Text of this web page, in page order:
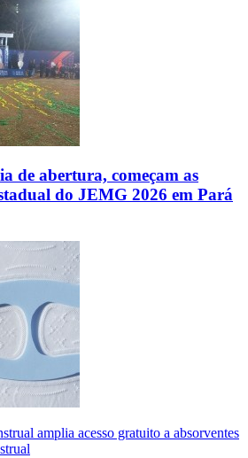
de abertura, começam as
do JEMG 2026 em Pará
amplia acesso gratuito a absorventes